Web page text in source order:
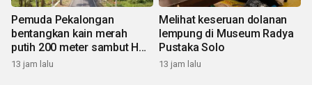
Pemuda Pekalongan
bentangkan kain merah
putih 200 meter sambut HUT
RI
13 jam lalu
Melihat keseruan dolanan
lempung di Museum Radya
Pustaka Solo
13 jam lalu